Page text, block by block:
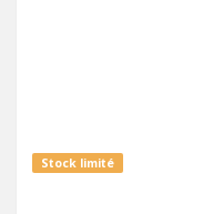
Stock limité